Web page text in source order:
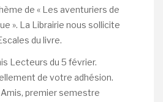
de « Les aventuriers de
». La Librairie nous sollicite
du livre.
Lecteurs du 5 février.
de votre adhésion.
premier semestre